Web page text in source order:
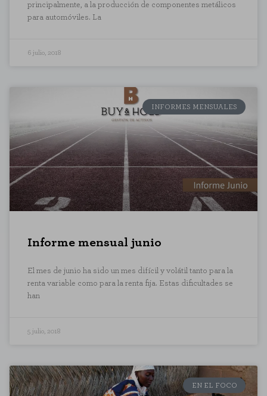
principalmente, a la producción de componentes metálicos
para automóviles. La
6 julio, 2018
INFORMES MENSUALES
Informe mensual junio
El mes de junio ha sido un mes difícil y volátil tanto para la
renta variable como para la renta fija. Estas dificultades se
han
5 julio, 2018
EN EL FOCO